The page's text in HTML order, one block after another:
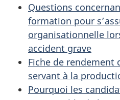
Questions
formation pour
organisationnelle
accident grave
Fiche de rendement
servant à la
Pourquoi les